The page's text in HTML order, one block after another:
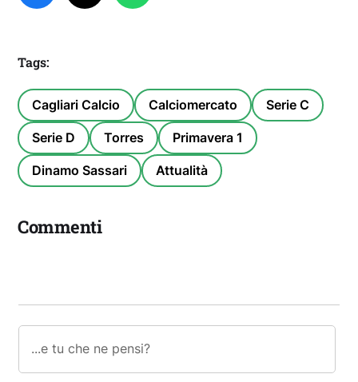
Tags:
Cagliari Calcio Calciomercato Serie C
Serie D Torres Primavera 1
Dinamo Sassari Attualità
Commenti